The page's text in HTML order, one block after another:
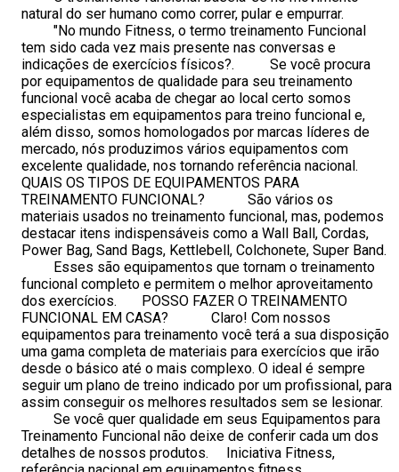
natural do ser humano como correr, pular e empurrar.
"No mundo Fitness, o termo treinamento Funcional
tem sido cada vez mais presente nas conversas e
indicações de exercícios físicos?. Se você procura
por equipamentos de qualidade para seu treinamento
funcional você acaba de chegar ao local certo somos
especialistas em equipamentos para treino funcional e,
além disso, somos homologados por marcas líderes de
mercado, nós produzimos vários equipamentos com
excelente qualidade, nos tornando referência nacional.
QUAIS OS TIPOS DE EQUIPAMENTOS PARA
TREINAMENTO FUNCIONAL? São vários os
materiais usados no treinamento funcional, mas, podemos
destacar itens indispensáveis como a Wall Ball, Cordas,
Power Bag, Sand Bags, Kettlebell, Colchonete, Super Band.
Esses são equipamentos que tornam o treinamento
funcional completo e permitem o melhor aproveitamento
dos exercícios. POSSO FAZER O TREINAMENTO
FUNCIONAL EM CASA? Claro! Com nossos
equipamentos para treinamento você terá a sua disposição
uma gama completa de materiais para exercícios que irão
desde o básico até o mais complexo. O ideal é sempre
seguir um plano de treino indicado por um profissional, para
assim conseguir os melhores resultados sem se lesionar.
Se você quer qualidade em seus Equipamentos para
Treinamento Funcional não deixe de conferir cada um dos
detalhes de nossos produtos. Iniciativa Fitness,